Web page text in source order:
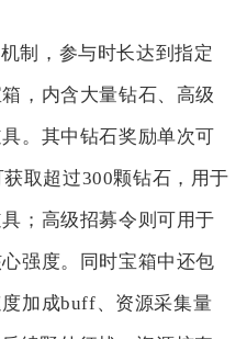
制，参与时长达到指定
，内含大量钻石、高级
。其中钻石奖励单次可
取超过300颗钻石，用于
；高级招募令则可用于
强度。同时宝箱中还包
加成buff、资源采集量